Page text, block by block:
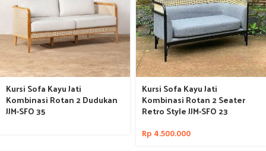
Kursi Sofa Kayu Jati
Kombinasi Rotan 2 Dudukan
JJM-SFO 35
Kursi Sofa Kayu Jati
Kombinasi Rotan 2 Seater
Retro Style JJM-SFO 23
Rp 4.500.000